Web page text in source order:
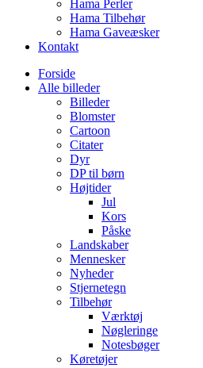
Hama Perler
Hama Tilbehør
Hama Gaveæsker
Kontakt
Forside
Alle billeder
Billeder
Blomster
Cartoon
Citater
Dyr
DP til børn
Højtider
Jul
Kors
Påske
Landskaber
Mennesker
Nyheder
Stjernetegn
Tilbehør
Værktøj
Nøgleringe
Notesbøger
Køretøjer